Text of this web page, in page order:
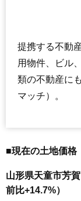
提携する不動
用物件、ビル
類の不動産に
マッチ）。
■現在の土地価格
山形県天童市芳
前比+14.7%）